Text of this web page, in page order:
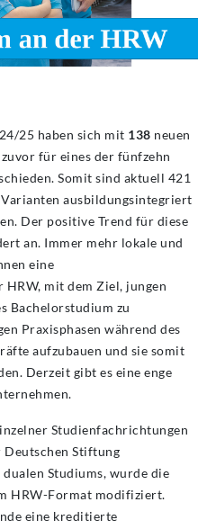
25 haben sich mit 138 neuen
für eines der fünfzehn
Somit sind aktuell 421
ausbildungsintegriert
Der positive Trend für diese
an. Immer mehr lokale und
eine
mit dem Ziel, jungen
Bachelorstudium zu
Praxisphasen während des
aufzubauen und sie somit
Derzeit gibt es eine enge
Studienfachrichtungen
Deutschen Stiftung
Studiums, wurde die
HRW-Format modifiziert.
eine kreditierte